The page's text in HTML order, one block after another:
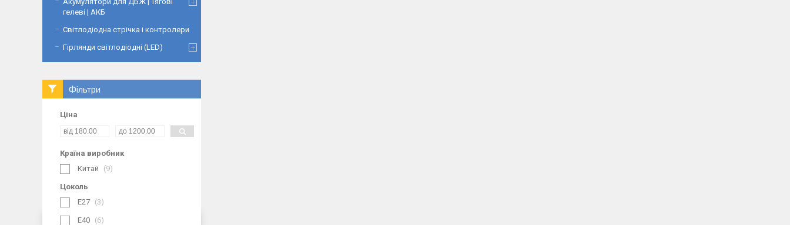
гелеві | АКБ
Світлодіодна стрічка і контролери
Гірлянди світлодіодні (LED)
Фільтри
Ціна
Країна виробник
Китай
9
Цоколь
E27
3
E40 6